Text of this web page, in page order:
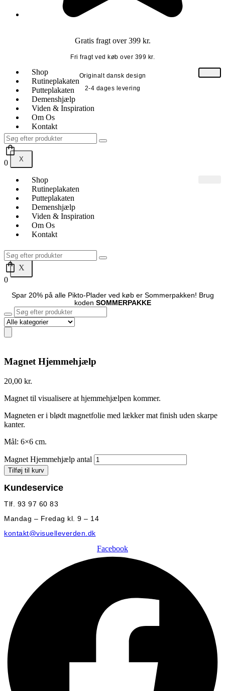
Gratis fragt over 399 kr.
Fri fragt ved køb over 399 kr.
Originalt dansk design
2-4 dages levering
Shop
Rutineplakaten
Putteplakaten
Demenshjælp
Viden & Inspiration
Om Os
Kontakt
X
0
Shop
Rutineplakaten
Putteplakaten
Demenshjælp
Viden & Inspiration
Om Os
Kontakt
X
0
Spar 20% på alle Pikto-Plader ved køb er Sommerpakken! Brug
koden SOMMERPAKKE
Magnet Hjemmehjælp
20,00 kr.
Magnet til visualisere at hjemmehjælpen kommer.
Magneten er i blødt magnetfolie med lækker mat finish uden skarpe
kanter.
Mål: 6×6 cm.
Magnet Hjemmehjælp antal
Tilføj til kurv
Kundeservice
Tlf. 93 97 60 83
Mandag – Fredag kl. 9 – 14
kontakt@visuelleverden.dk
Facebook